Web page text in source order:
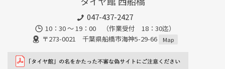
047-437-2427
10：30 ～ 19：00 （作業受付 18：30迄）
〒273-0021 千葉県船橋市海神5-29-66
Map